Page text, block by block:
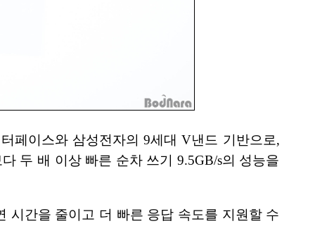
페이스와 삼성전자의 9세대 V낸드 기반으로,
두 배 이상 빠른 순차 쓰기 9.5GB/s의 성능을
시간을 줄이고 더 빠른 응답 속도를 지원할 수